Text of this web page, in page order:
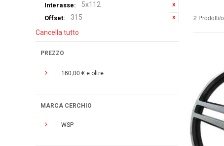
Interasse: 5x112
Offset:
315
Cancella tutto
PREZZO
160,00 € e oltre
MARCA CERCHIO
WSP
2 Prodotti/o